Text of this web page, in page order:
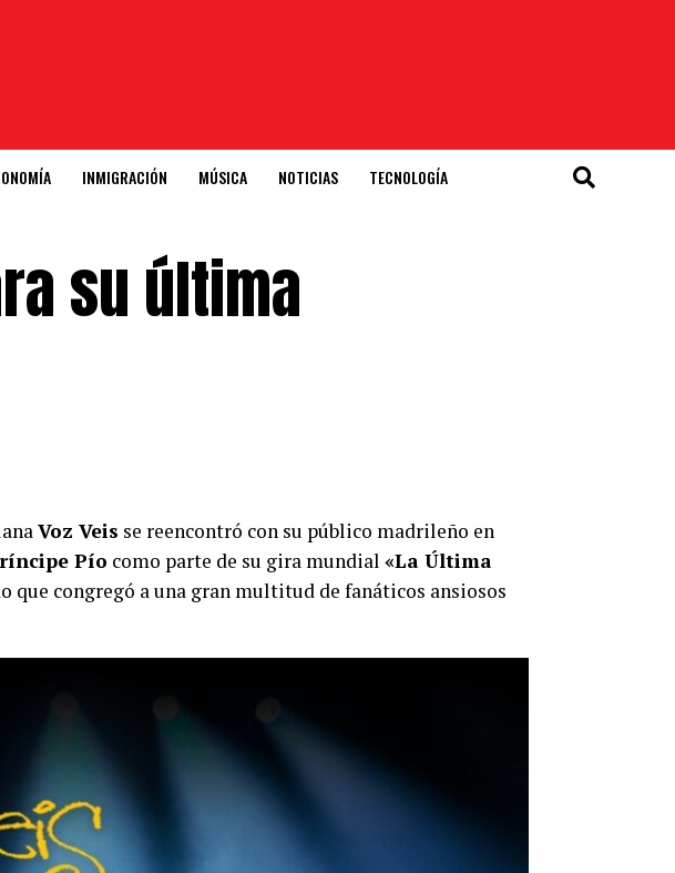
INMIGRACIÓN MÚSICA NOTICIAS TECNOLOGÍA
su última
Voz Veis se reencontró con su público madrileño en
Pío como parte de su gira mundial «La Última
que congregó a una gran multitud de fanáticos ansiosos